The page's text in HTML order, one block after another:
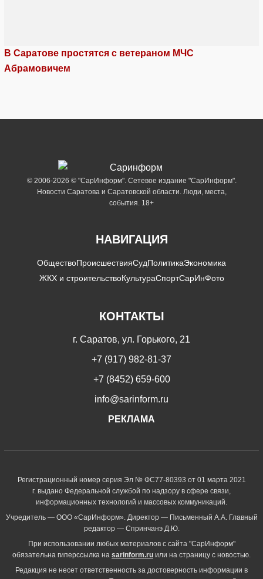
В Саратове простятся с ветераном МЧС
Абрамовичем
© 2006-2026 © "СарИнформ". Сетевое издание "СарИнформ".
Новости Саратова и Саратовской области. Люди, места,
события. 18+
НАВИГАЦИЯ
ОбществоПроисшествияСудПолитикаЭкономика
ЖКХ и строительствоКультураСпортСарИнФото
КОНТАКТЫ
г. Саратов, ул. Горького, 21
+7 (917) 982-81-37
+7 (8452) 659-600
info@sarinform.ru
РЕКЛАМА
Регистрационный номер серия Эл № ФС77-80393 от 01 марта 2021
г. выдано Федеральной службой по надзору в сфере связи,
информационных технологий и массовых коммуникаций.
Учредитель — ООО «СарИнформ». Директор — Письменный А.А. Главный
редактор — Спринчанэ Д.Ю.
При использовании любых материалов с сайта "СарИнформ"
обязательна гиперссылка на sarinform.ru или на страницу с новостью.
Редакция не несет ответственность за достоверность информации в